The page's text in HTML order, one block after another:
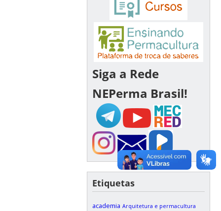
Siga a Rede
NEPerma Brasil!
Etiquetas
academia Arquitetura e permacultura